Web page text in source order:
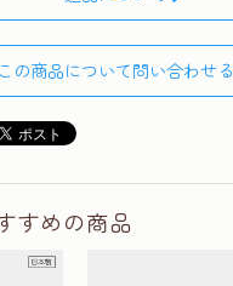
この商品について問い合わせる
すめの商品